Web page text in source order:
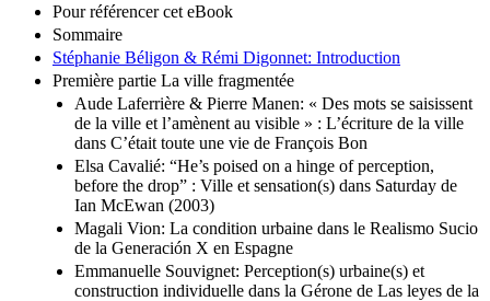
Pour référencer cet eBook
Sommaire
Stéphanie Béligon & Rémi Digonnet: Introduction
Première partie La ville fragmentée
Aude Laferrière & Pierre Manen: « Des mots se saisissent
de la ville et l’amènent au visible » : L’écriture de la ville
dans C’était toute une vie de François Bon
Elsa Cavalié: “He’s poised on a hinge of perception,
before the drop” : Ville et sensation(s) dans Saturday de
Ian McEwan (2003)
Magali Vion: La condition urbaine dans le Realismo Sucio
de la Generación X en Espagne
Emmanuelle Souvignet: Perception(s) urbaine(s) et
construction individuelle dans la Gérone de Las leyes de la